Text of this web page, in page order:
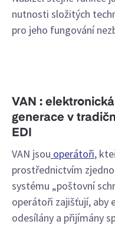
nutnosti složitých
pro jeho fungování
VAN :
generace v
EDI
VAN jsou operátoři,
prostřednictvím
systému „poštovní
operátoři zajišťují, aby
odesílány a přijímány